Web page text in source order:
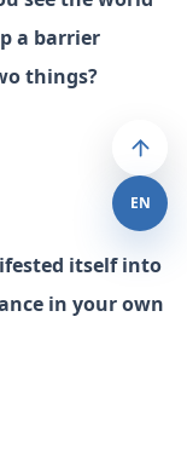
a barrier
things?
itself into
in your own
EN